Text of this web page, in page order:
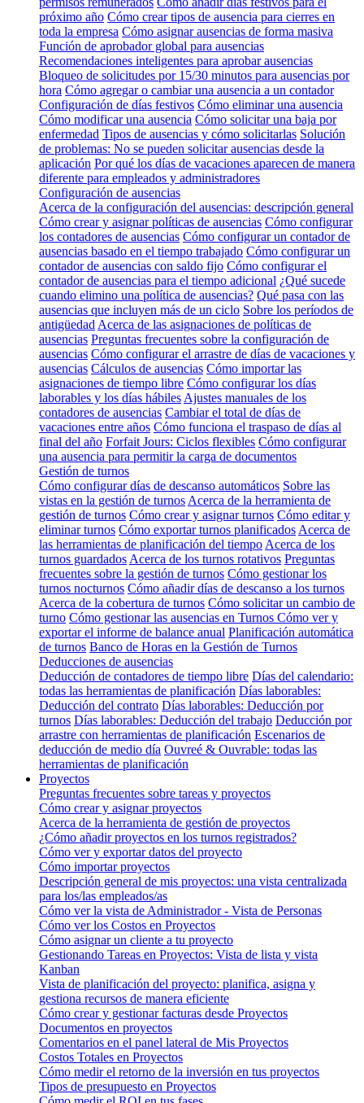
próximo año Cómo crear tipos de ausencia para cierres en
toda la empresa Cómo asignar ausencias de forma masiva
Función de aprobador global para ausencias
Recomendaciones inteligentes para aprobar ausencias
Bloqueo de solicitudes por 15/30 minutos para ausencias por
hora Cómo agregar o cambiar una ausencia a un contador
Configuración de días festivos Cómo eliminar una ausencia
Cómo modificar una ausencia Cómo solicitar una baja por
enfermedad Tipos de ausencias y cómo solicitarlas Solución
de problemas: No se pueden solicitar ausencias desde la
aplicación Por qué los días de vacaciones aparecen de manera
diferente para empleados y administradores
Configuración de ausencias
Acerca de la configuración del ausencias: descripción general
Cómo crear y asignar políticas de ausencias Cómo configurar
los contadores de ausencias Cómo configurar un contador de
ausencias basado en el tiempo trabajado Cómo configurar un
contador de ausencias con saldo fijo Cómo configurar el
contador de ausencias para el tiempo adicional ¿Qué sucede
cuando elimino una política de ausencias? Qué pasa con las
ausencias que incluyen más de un ciclo Sobre los períodos de
antigüedad Acerca de las asignaciones de políticas de
ausencias Preguntas frecuentes sobre la configuración de
ausencias Cómo configurar el arrastre de días de vacaciones y
ausencias Cálculos de ausencias Cómo importar las
asignaciones de tiempo libre Cómo configurar los días
laborables y los días hábiles Ajustes manuales de los
contadores de ausencias Cambiar el total de días de
vacaciones entre años Cómo funciona el traspaso de días al
final del año Forfait Jours: Ciclos flexibles Cómo configurar
una ausencia para permitir la carga de documentos
Gestión de turnos
Cómo configurar días de descanso automáticos Sobre las
vistas en la gestión de turnos Acerca de la herramienta de
gestión de turnos Cómo crear y asignar turnos Cómo editar y
eliminar turnos Cómo exportar turnos planificados Acerca de
las herramientas de planificación del tiempo Acerca de los
turnos guardados Acerca de los turnos rotativos Preguntas
frecuentes sobre la gestión de turnos Cómo gestionar los
turnos nocturnos Cómo añadir días de descanso a los turnos
Acerca de la cobertura de turnos Cómo solicitar un cambio de
turno Cómo gestionar las ausencias en Turnos Cómo ver y
exportar el informe de balance anual Planificación automática
de turnos Banco de Horas en la Gestión de Turnos
Deducciones de ausencias
Deducción de contadores de tiempo libre Días del calendario:
todas las herramientas de planificación Días laborables:
Deducción del contrato Días laborables: Deducción por
turnos Días laborables: Deducción del trabajo Deducción por
arrastre con herramientas de planificación Escenarios de
deducción de medio día Ouvreé & Ouvrable: todas las
herramientas de planificación
Proyectos
Preguntas frecuentes sobre tareas y proyectos
Cómo crear y asignar proyectos
Acerca de la herramienta de gestión de proyectos
¿Cómo añadir proyectos en los turnos registrados?
Cómo ver y exportar datos del proyecto
Cómo importar proyectos
Descripción general de mis proyectos: una vista centralizada
para los/las empleados/as
Cómo ver la vista de Administrador - Vista de Personas
Cómo ver los Costos en Proyectos
Cómo asignar un cliente a tu proyecto
Gestionando Tareas en Proyectos: Vista de lista y vista
Kanban
Vista de planificación del proyecto: planifica, asigna y
gestiona recursos de manera eficiente
Cómo crear y gestionar facturas desde Proyectos
Documentos en proyectos
Comentarios en el panel lateral de Mis Proyectos
Costos Totales en Proyectos
Cómo medir el retorno de la inversión en tus proyectos
Tipos de presupuesto en Proyectos